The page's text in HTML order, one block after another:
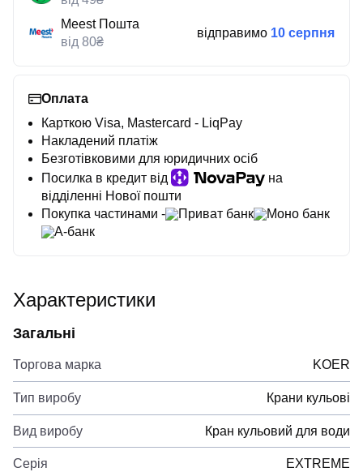
Meest Пошта
від 80₴
відправимо 10 серпня
Оплата
Карткою Visa, Mastercard - LiqPay
Накладений платіж
Безготівковими для юридичних осіб
Посилка в кредит від
на
відділенні Нової пошти
Покупка частинами -
Приват банк
Моно банк
А-банк
Характеристики
Загальні
Торгова марка KOER
Тип виробу Крани кульові
Вид виробу Кран кульовий для води
Серія EXTREME